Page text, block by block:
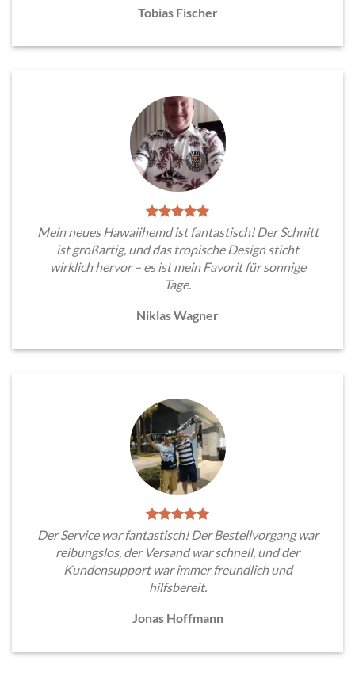
Tobias Fischer
Mein neues Hawaiihemd ist fantastisch! Der Schnitt
ist großartig, und das tropische Design sticht
wirklich hervor – es ist mein Favorit für sonnige
Tage.
Niklas Wagner
Der Service war fantastisch! Der Bestellvorgang war
reibungslos, der Versand war schnell, und der
Kundensupport war immer freundlich und
hilfsbereit.
Jonas Hoffmann